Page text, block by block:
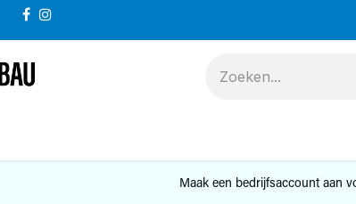
Maak een bedrijfsaccount aan